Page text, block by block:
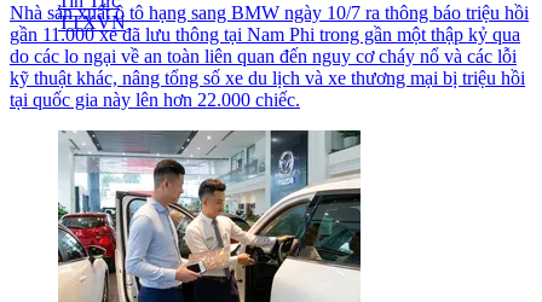
Nhà sản xuất ô tô hạng sang BMW ngày 10/7 ra thông báo triệu hồi
gần 11.000 xe đã lưu thông tại Nam Phi trong gần một thập kỷ qua
do các lo ngại về an toàn liên quan đến nguy cơ cháy nổ và các lỗi
kỹ thuật khác, nâng tổng số xe du lịch và xe thương mại bị triệu hồi
tại quốc gia này lên hơn 22.000 chiếc.